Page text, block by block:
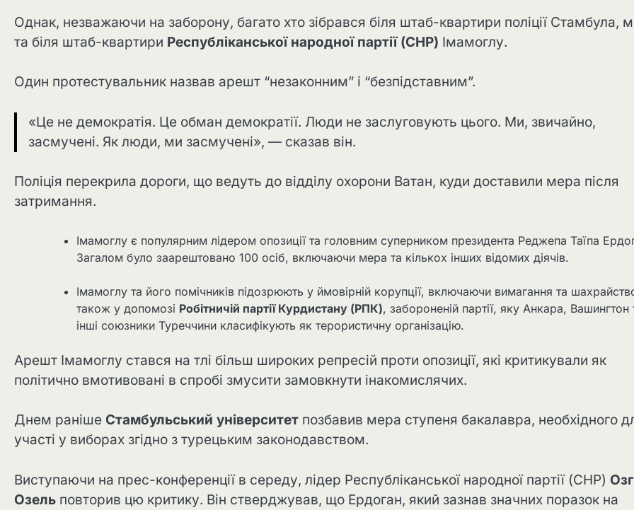
Однак, незважаючи на заборону, багато хто зібрався біля штаб-квартири поліції Стамбула,
та біля штаб-квартири Республіканської народної партії (CHP) Імамоглу.
Один протестувальник назвав арешт “незаконним” і “безпідставним”.
«Це не демократія. Це обман демократії. Люди не заслуговують цього. Ми, звичайно,
засмучені. Як люди, ми засмучені», — сказав він.
Поліція перекрила дороги, що ведуть до відділу охорони Ватан, куди доставили мера після
затримання.
Імамоглу є популярним лідером опозиції та головним суперником президента Реджепа Таїпа
Загалом було заарештовано 100 осіб, включаючи мера та кількох інших відомих діячів.
Імамоглу та його помічників підозрюють у ймовірній корупції, включаючи вимагання та
також у допомозі Робітничій партії Курдистану (РПК), забороненій партії, яку Анкара, Вашингтон
інші союзники Туреччини класифікують як терористичну організацію.
Арешт Імамоглу стався на тлі більш широких репресій проти опозиції, які критикували як
політично вмотивовані в спробі змусити замовкнути інакомислячих.
Днем раніше Стамбульський університет позбавив мера ступеня бакалавра, необхідного
участі у виборах згідно з турецьким законодавством.
Виступаючи на прес-конференції в середу, лідер Республіканської народної партії (CHP)
Озель повторив цю критику. Він стверджував, що Ердоган, який зазнав значних поразок на